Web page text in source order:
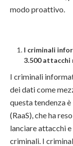
modo proattivo.
I criminali
3.500 attacchi
I criminali
dei dati come
questa tendenza
(RaaS), che ha
lanciare attacchi
criminali. I